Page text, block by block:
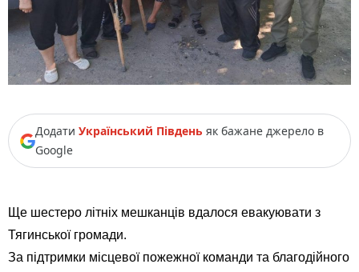
Додати Український Південь як бажане джерело в
Google
Ще шестеро літніх мешканців вдалося евакуювати з
Тягинської громади.
За підтримки місцевої пожежної команди та благодійного